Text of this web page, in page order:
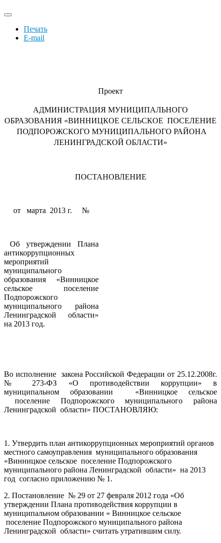
Печать
E-mail
Проект
АДМИНИСТРАЦИЯ МУНИЦИПАЛЬНОГО
ОБРАЗОВАНИЯ «ВИННИЦКОЕ СЕЛЬСКОЕ ПОСЕЛЕНИЕ
ПОДПОРОЖСКОГО МУНИЦИПАЛЬНОГО РАЙОНА
ЛЕНИНГРАДСКОЙ ОБЛАСТИ»
ПОСТАНОВЛЕНИЕ
от марта 2013 г. №
Об утверждении Плана
антикоррупционных
мероприятий
муниципального
образования «Винницкое
сельское поселение
Подпорожского
муниципального района
Ленинградской области»
на 2013 год.
Во исполнение закона Российской Федерации от 25.12.2008г.
№ 273-ФЗ «О противодействии коррупции» в
муниципальном образовании «Винницкое сельское
поселение Подпорожского муниципального района
Ленинградской области» ПОСТАНОВЛЯЮ:
1. Утвердить план антикоррупционных мероприятий органов
местного самоуправления муниципального образования
«Винницкое сельское поселение Подпорожского
муниципального района Ленинградской области» на 2013
год согласно приложению № 1.
2. Постановление № 29 от 27 февраля 2012 года «Об
утверждении Плана противодействия коррупции в
муниципальном образовании « Винницкое сельское
поселение Подпорожского муниципального района
Ленинградской области» считать утратившим силу.